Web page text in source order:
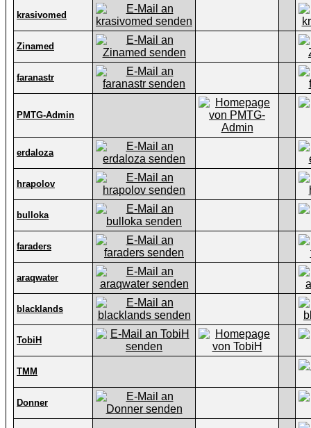
krasivomed
Zinamed
faranastr
PMTG-Admin
erdaloza
hrapolov
bulloka
faraders
araqwater
blacklands
TobiH
TMM
Donner